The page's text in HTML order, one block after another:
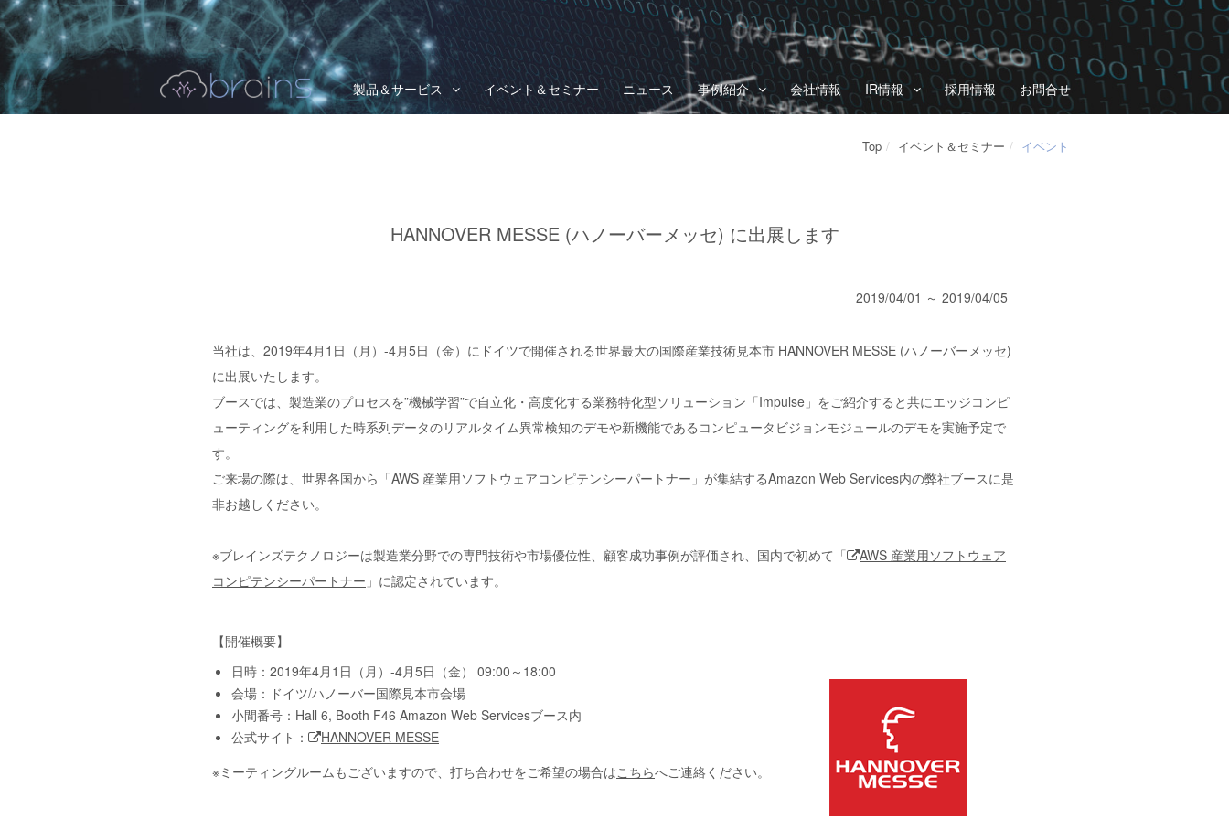
製品＆サービス イベント＆セミナー ニュース 事例紹介 会社情報 IR情報 採用情報 お問合せ
Top イベント＆セミナー イベント
HANNOVER MESSE (ハノーバーメッセ) に出展します
2019/04/01 ～ 2019/04/05
当社は、2019年4月1日（月）-4月5日（金）にドイツで開催される世界最大の国際産業技術見本市 HANNOVER MESSE (ハノーバーメッセ)
に出展いたします。
ブースでは、製造業のプロセスを”機械学習”で自立化・高度化する業務特化型ソリューション「Impulse」をご紹介すると共にエッジコンピ
ューティングを利用した時系列データのリアルタイム異常検知のデモや新機能であるコンピュータビジョンモジュールのデモを実施予定で
す。
ご来場の際は、世界各国から「AWS 産業用ソフトウェアコンピテンシーパートナー」が集結するAmazon Web Services内の弊社ブースに是
非お越しください。
※ブレインズテクノロジーは製造業分野での専門技術や市場優位性、顧客成功事例が評価され、国内で初めて「
AWS 産業用ソフトウェア
コンピテンシーパートナー 」に認定されています。
【開催概要】
日時：2019年4月1日（月）-4月5日（金） 09:00～18:00
会場：ドイツ/ハノーバー国際見本市会場
小間番号：Hall 6, Booth F46 Amazon Web Servicesブース内
公式サイト：
HANNOVER MESSE
※ミーティングルームもございますので、打ち合わせをご希望の場合はこちらへご連絡ください。